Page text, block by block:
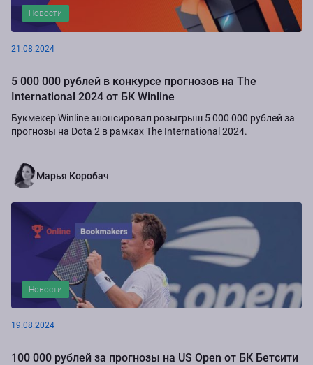
Новости
21.08.2024
5 000 000 рублей в конкурсе прогнозов на The
International 2024 от БК Winline
Букмекер Winline анонсировал розыгрыш 5 000 000 рублей за
прогнозы на Dota 2 в рамках The International 2024.
Марья Коробач
Новости
19.08.2024
100 000 рублей за прогнозы на US Open от БК Бетсити